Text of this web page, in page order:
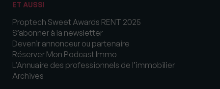
ET AUSSI
Proptech Sweet Awards RENT 2025
S’abonner à la newsletter
Devenir annonceur ou partenaire
Réserver Mon Podcast Immo
L’Annuaire des professionnels de l’immobilier
Archives